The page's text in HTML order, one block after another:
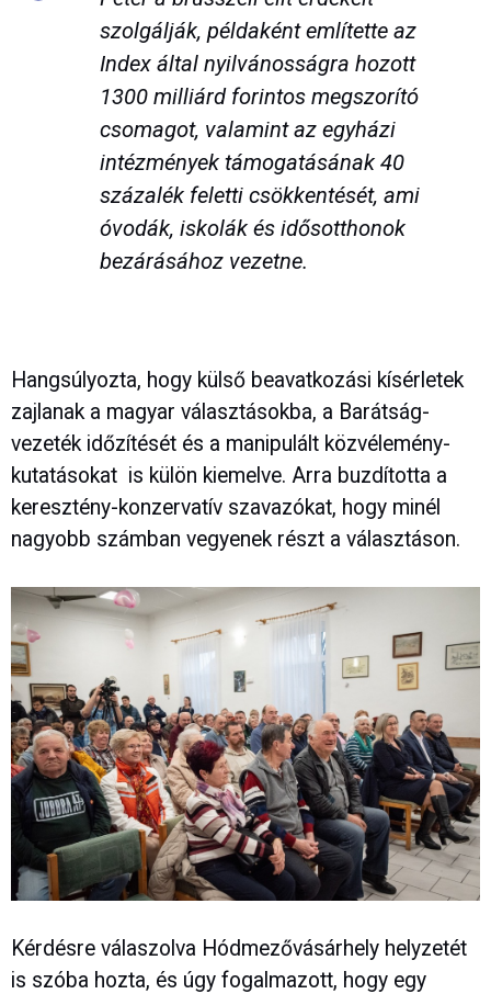
szolgálják, példaként említette az
Index által nyilvánosságra hozott
1300 milliárd forintos megszorító
csomagot, valamint az egyházi
intézmények támogatásának 40
százalék feletti csökkentését, ami
óvodák, iskolák és idősotthonok
bezárásához vezetne.
Hangsúlyozta, hogy külső beavatkozási kísérletek
zajlanak a magyar választásokba, a Barátság-
vezeték időzítését és a manipulált közvélemény-
kutatásokat is külön kiemelve. Arra buzdította a
keresztény-konzervatív szavazókat, hogy minél
nagyobb számban vegyenek részt a választáson.
Kérdésre válaszolva Hódmezővásárhely helyzetét
is szóba hozta, és úgy fogalmazott, hogy egy